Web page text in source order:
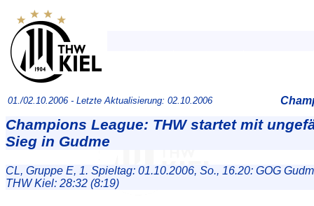
01./02.10.2006 - Letzte Aktualisierung: 02.10.2006
Champions League: THW startet mit
Sieg in Gudme
CL, Gruppe E, 1. Spieltag: 01.10.2006, So., 16.20: GOG
THW Kiel: 28:32 (8:19)